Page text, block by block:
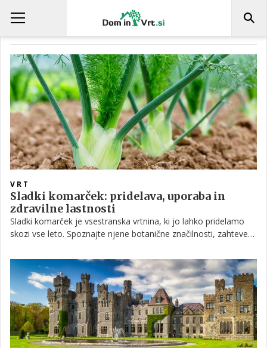
FRANCIJA
VRT
Sladki komarček: pridelava, uporaba in
zdravilne lastnosti
Sladki komarček je vsestranska vrtnina, ki jo lahko pridelamo
skozi vse leto. Spoznajte njene botanične značilnosti, zahteve
škodljivcev in bolezni. Odkrijte tudi njene kulinarične in zdravilne
uporabe.